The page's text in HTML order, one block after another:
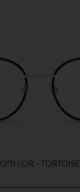
O°11 | OR - TORTOISE